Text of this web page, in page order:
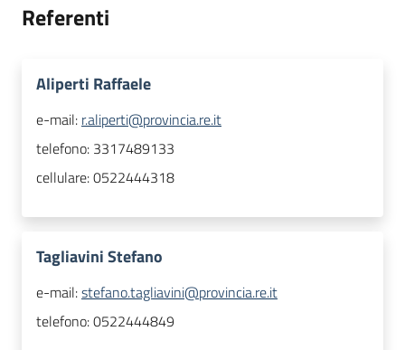
Referenti
Aliperti Raffaele
e-mail: r.aliperti@provincia.re.it
telefono: 3317489133
cellulare:0522444318
Tagliavini Stefano
e-mail:stefano.tagliavini@provincia.re.it
telefono:0522444849